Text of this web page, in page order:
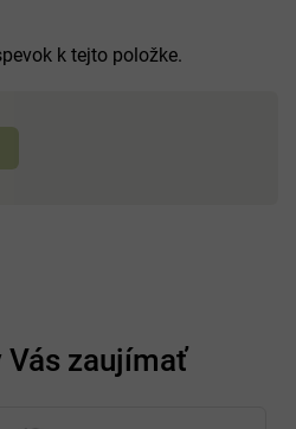
k tejto položke.
Vás zaujímať